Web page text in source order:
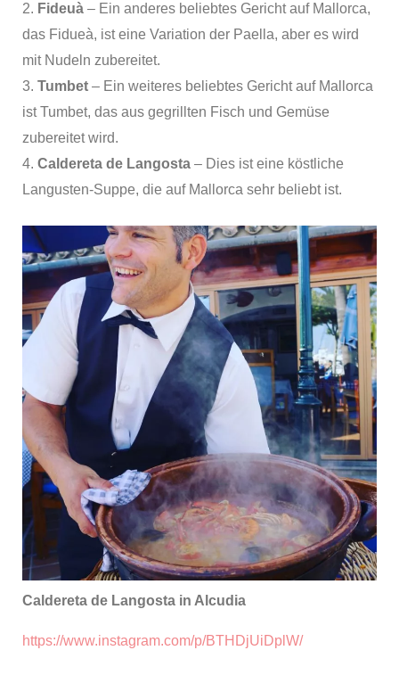
2. Fideuà – Ein anderes beliebtes Gericht auf Mallorca,
das Fidueà, ist eine Variation der Paella, aber es wird
mit Nudeln zubereitet.
3. Tumbet – Ein weiteres beliebtes Gericht auf Mallorca
ist Tumbet, das aus gegrillten Fisch und Gemüse
zubereitet wird.
4. Caldereta de Langosta – Dies ist eine köstliche
Langusten-Suppe, die auf Mallorca sehr beliebt ist.
Caldereta de Langosta in Alcudia
https://www.instagram.com/p/BTHDjUiDplW/